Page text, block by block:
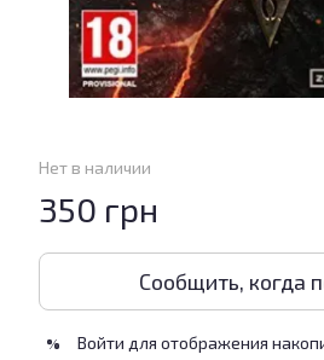
Нет в наличии
350 грн
Сообщить, когда
% Войти для отображения